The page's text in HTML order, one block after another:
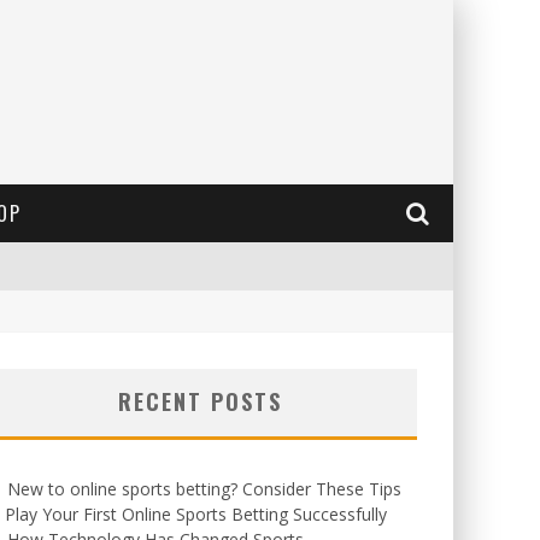
RECENT POSTS
New to online sports betting? Consider These Tips
Your First Online Sports Betting Successfully